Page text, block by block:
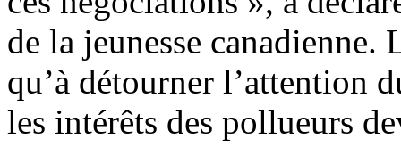
de la jeunesse
qu’à détourner l’attention
les intérêts des pollueurs